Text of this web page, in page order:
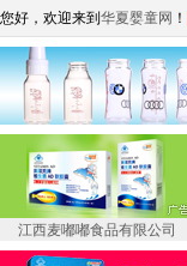
您好，欢迎来到 华夏婴童网 ！
江西麦嘟嘟食品有限公司